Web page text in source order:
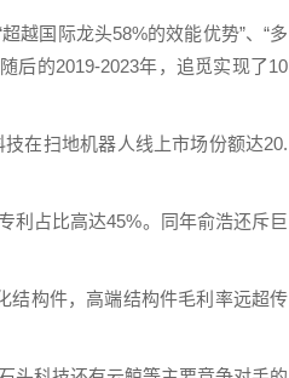
越国际龙头58%的效能优势”、“多
后的2019-2023年，追觅实现了10
在扫地机器人线上市场份额达20.
利占比高达45%。同年俞浩还斥巨
结构件，高端结构件毛利率远超传